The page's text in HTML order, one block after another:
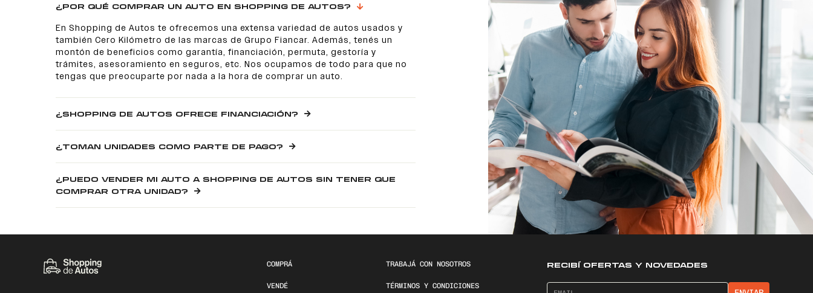
¿POR QUÉ COMPRAR UN AUTO EN SHOPPING DE AUTOS?
En Shopping de Autos te ofrecemos una extensa variedad de autos usados y
también Cero Kilómetro de las marcas de Grupo Fiancar. Además, tenés un
montón de beneficios como garantía, financiación, permuta, gestoría y
trámites, asesoramiento en seguros, etc. Nos ocupamos de todo para que no
tengas que preocuparte por nada a la hora de comprar un auto.
¿SHOPPING DE AUTOS OFRECE FINANCIACIÓN?
¿TOMAN UNIDADES COMO PARTE DE PAGO?
¿PUEDO VENDER MI AUTO A SHOPPING DE AUTOS SIN TENER QUE
COMPRAR OTRA UNIDAD?
COMPRÁ
VENDÉ
TRABAJÁ CON NOSOTROS
TÉRMINOS Y CONDICIONES
RECIBÍ OFERTAS Y NOVEDADES